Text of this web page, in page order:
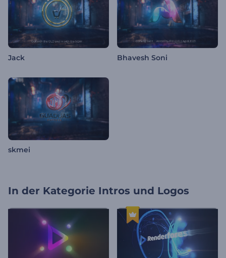
Jack Bhavesh Soni
skmei
In der Kategorie Intros und Logos